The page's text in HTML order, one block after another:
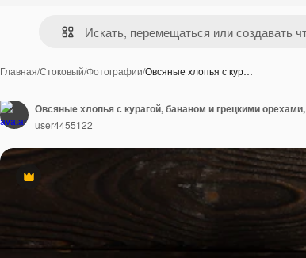
Главная/Стоковый/Фотографии/Овсяные хлопья с кур…
Премиум
user4455122